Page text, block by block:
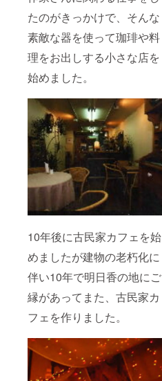
たのがきっかけで、そんな
素敵な器を使って珈琲や料
理をお出しする小さな店を
始めました。
10年後に古民家カフェを始
めましたが建物の老朽化に
伴い10年で明日香の地にご
縁があってまた、古民家カ
フェを作りました。